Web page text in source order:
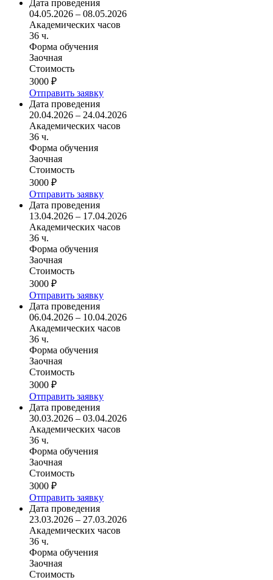
Дата проведения
04.05.2026 – 08.05.2026
Академических часов
36 ч.
Форма обучения
Заочная
Стоимость
3000 ₽
Отправить заявку
Дата проведения
20.04.2026 – 24.04.2026
Академических часов
36 ч.
Форма обучения
Заочная
Стоимость
3000 ₽
Отправить заявку
Дата проведения
13.04.2026 – 17.04.2026
Академических часов
36 ч.
Форма обучения
Заочная
Стоимость
3000 ₽
Отправить заявку
Дата проведения
06.04.2026 – 10.04.2026
Академических часов
36 ч.
Форма обучения
Заочная
Стоимость
3000 ₽
Отправить заявку
Дата проведения
30.03.2026 – 03.04.2026
Академических часов
36 ч.
Форма обучения
Заочная
Стоимость
3000 ₽
Отправить заявку
Дата проведения
23.03.2026 – 27.03.2026
Академических часов
36 ч.
Форма обучения
Заочная
Стоимость